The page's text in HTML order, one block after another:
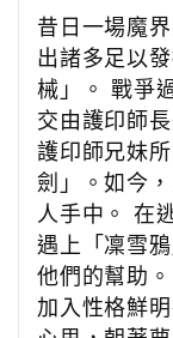
昔日一場魔
出諸多足以
械」。 戰爭
交由護印師
護印師兄妹
劍」。如今
人手中。 在
遇上「凜雪
他們的幫助
加入性格鮮